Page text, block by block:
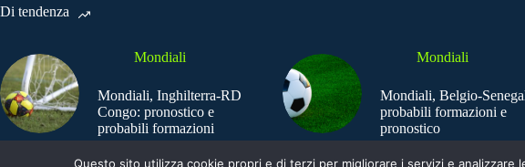
Di tendenza
Mondiali
Mondiali, Inghilterra-RD
Congo: pronostico e
probabili formazioni
Mondiali
Mondiali, Belgio-
probabili formazioni e
pronostico
Questo sito utilizza cookie propri e di terzi per migliorare i servizi e